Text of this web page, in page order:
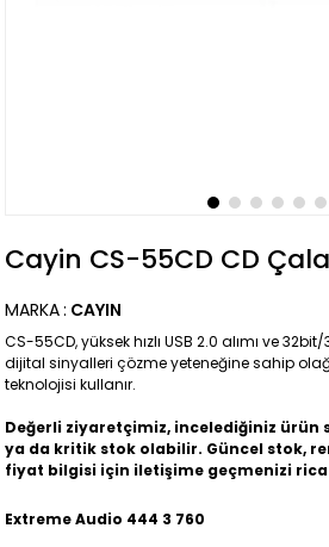
Cayin CS-55CD CD
MARKA: CAYIN
CS-55CD, yüksek hızlı USB 2.0 alımı ve
dijital sinyalleri çözme yeteneğine sahip
teknolojisi kullanır.
Değerli ziyaretçimiz, incelediğiniz ürün
ya da kritik stok olabilir. Güncel stok,
fiyat bilgisi için iletişime geçmenizi rica
Extreme Audio 444 3 760